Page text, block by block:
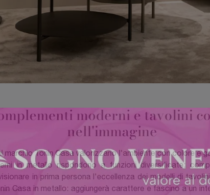
moderni e tavolini
nell'immagine
Tonin Casa valorizzano l'ambiente con colore e
in metallo rispondono a funzioni diversificate:
in prima persona l'eccellenza dei modelli di
Casa in metallo: aggiungerà carattere e fascino a un